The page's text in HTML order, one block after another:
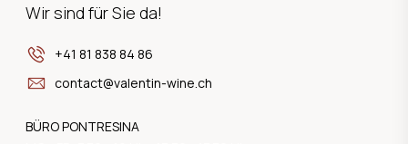
Wir sind für Sie da!
+41 81 838 84 86
contact@valentin-wine.ch
BÜRO PONTRESINA